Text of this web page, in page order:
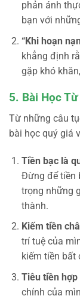
phản ánh
bạn với
“Khi hoạn
khẳng định
gặp khó
5. Bài Học
Từ những câu
bài học quý giá
Tiền bạc là
Đừng để tiền
trọng những
thành.
Kiếm tiền
trí tuệ của
kiếm tiền bất
Tiêu tiền hợp
chính của